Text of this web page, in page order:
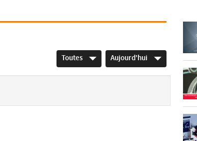
Toutes Aujourd'hui